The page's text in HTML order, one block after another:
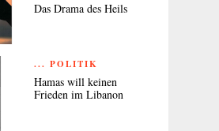
Das Drama des Heils
... POLITIK
Hamas will keinen
Frieden im Libanon